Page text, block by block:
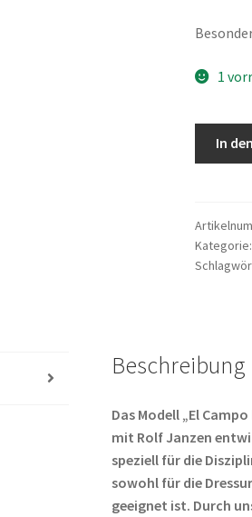
1
S3
schwarz
Menge
In
Kategorie:
Beschreibung
Das Modell „El
mit Rolf Janzen
speziell für die
sowohl für die
geeignet ist. Durch